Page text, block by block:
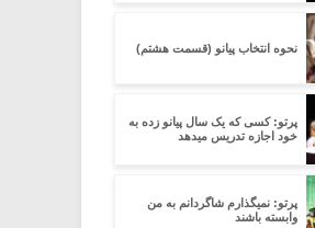
نحوه انتخاب پیانو (قسمت هشتم)
پرتو: کسی که یک سال پیانو زده به
خود اجازه تدریس میدهد
پرتو: نمیگذارم شاگردانم به من
وابسته باشند